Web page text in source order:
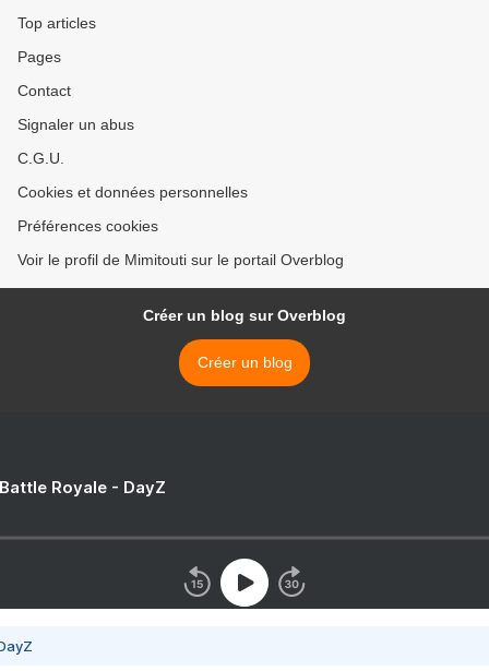
Top articles
Pages
Contact
Signaler un abus
C.G.U.
Cookies et données personnelles
Préférences cookies
Voir le profil de Mimitouti sur le portail Overblog
Créer un blog sur Overblog
Créer un blog
Royale - DayZ